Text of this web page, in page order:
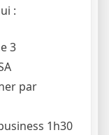
:
3
par
1h30